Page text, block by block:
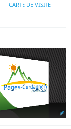
CARTE DE VISITE